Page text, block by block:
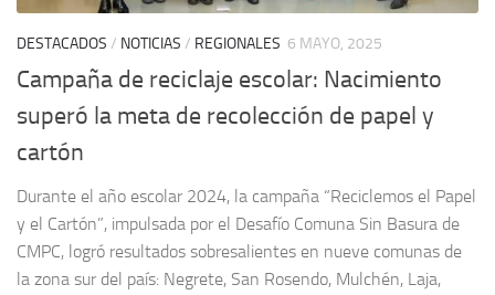
DESTACADOS / NOTICIAS / REGIONALES 6 MAYO, 2025
Campaña de reciclaje escolar: Nacimiento
superó la meta de recolección de papel y
cartón
Durante el año escolar 2024, la campaña “Reciclemos el Papel
y el Cartón”, impulsada por el Desafío Comuna Sin Basura de
CMPC, logró resultados sobresalientes en nueve comunas de
la zona sur del país: Negrete, San Rosendo, Mulchén, Laja,